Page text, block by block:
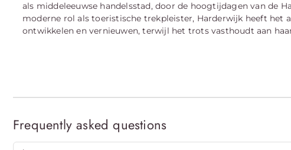
als middeleeuwse handelsstad, door de hoogtijdagen van de
moderne rol als toeristische trekpleister, Harderwijk heeft het
ontwikkelen en vernieuwen, terwijl het trots vasthoudt aan
Frequently asked questions